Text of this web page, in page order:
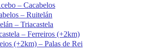
– Cacabelos
– Ruitelán
– Triacastela
– Ferreiros (+2km)
(+2km) – Palas de Rei